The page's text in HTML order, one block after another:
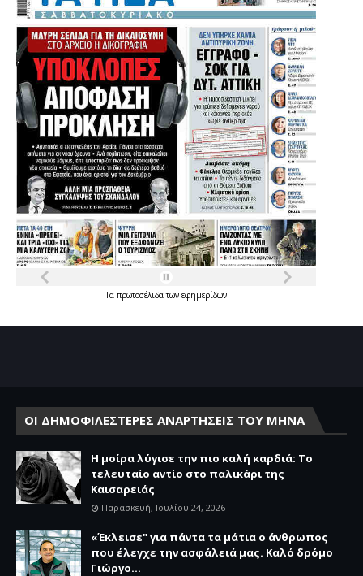
Τα πρωτοσέλιδατων εφημερίδων
ΟΙ ΔΗΜΟΦΙΛΕΣΤΕΡΕΣ ΑΝΑΡΤΗΣΕΙΣ ΤΟΥ ΜΗΝΑ
Η μοίρα λύγισε την πιο καλή καρδιά: Το
τελευταίο αντίο στο παλικάρι της
Καισαρειάς
Παρασκευή, Ιουλίου 24, 2026
«Έκλεισε" για πάντα τα μάτια ο άνθρωπος
που έλεγχε την ασφάλειά μας. Καλό δρόμο
Γιώργο...